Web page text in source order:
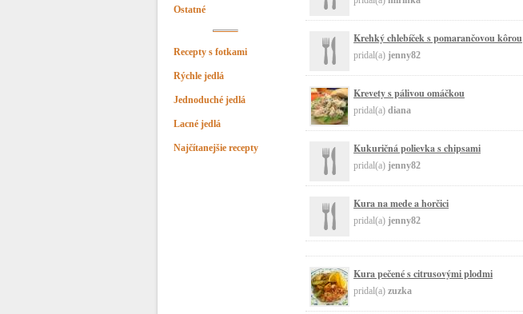
Ostatné
Recepty s fotkami
Rýchle jedlá
Jednoduché jedlá
Lacné jedlá
Najčítanejšie recepty
Krehký chlebíček s pomarančovou kôrou
pridal(a) jenny82
Krevety s pálivou omáčkou
pridal(a) diana
Kukuričná polievka s chipsami
pridal(a) jenny82
Kura na mede a horčici
pridal(a) jenny82
Kura pečené s citrusovými plodmi
pridal(a) zuzka